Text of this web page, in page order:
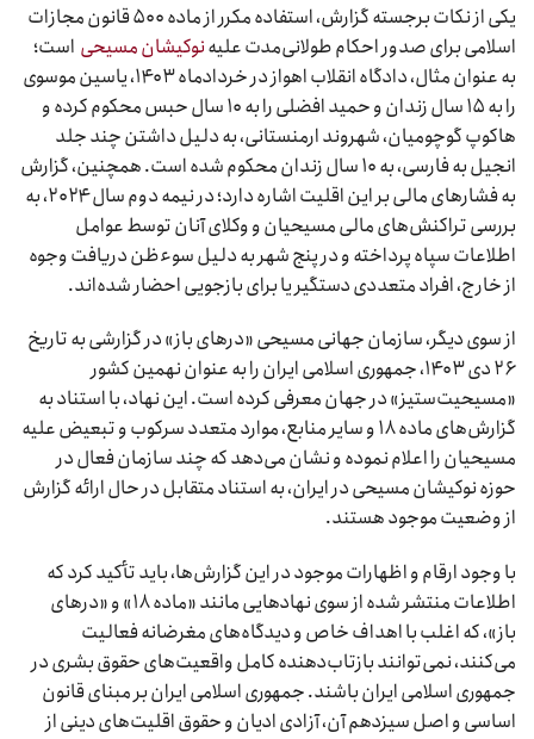
یکی از نکات برجسته گزارش، استفاده مکرر از ماده ۵۰۰ قانون مجازات
اسلامی برای صدور احکام طولانی‌مدت علیهنوکیشان مسیحی است؛
به عنوان مثال، دادگاه انقلاب اهواز در خردادماه ۱۴۰۳، یاسین موسوی
را به ۱۵ سال زندان و حمید افضلی را به ۱۰ سال حبس محکوم کرده و
هاکوپ گوچومیان، شهروند ارمنستانی، به دلیل داشتن چند جلد
انجیل به فارسی، به ۱۰ سال زندان محکوم شده است. همچنین، گزارش
به فشارهای مالی بر این اقلیت اشاره دارد؛ در نیمه دوم سال ۲۰۲۴، به
بررسی تراکنش‌های مالی مسیحیان و وکلای آنان توسط عوامل
اطلاعات سپاه پرداخته و در پنج شهر به دلیل سوءظن دریافت وجوه
از خارج، افراد متعددی دستگیر یا برای بازجویی احضار شده‌اند.
از سوی دیگر، سازمان جهانی مسیحی «درهای باز» در گزارشی به تاریخ
۲۶ دی ۱۴۰۳، جمهوری اسلامی ایران را به عنوان نهمین کشور
«مسیحیت‌ستیز» در جهان معرفی کرده است. این نهاد، با استناد به
گزارش‌های ماده ۱۸ و سایر منابع، موارد متعدد سرکوب و تبعیض علیه
مسیحیان را اعلام نموده و نشان می‌دهد که چند سازمان فعال در
حوزه نوکیشان مسیحی در ایران، به استناد متقابل در حال ارائه گزارش
از وضعیت موجود هستند.
با وجود ارقام و اظهارات موجود در این گزارش‌ها، باید تأکید کرد که
اطلاعات منتشر شده از سوی نهادهایی مانند «ماده ۱۸» و «درهای
باز»، که اغلب با اهداف خاص و دیدگاه‌های مغرضانه فعالیت
می‌کنند، نمی‌توانند بازتاب‌دهنده کامل واقعیت‌های حقوق بشری در
جمهوری اسلامی ایران باشند. جمهوری اسلامی ایران بر مبنای قانون
اساسی و اصل سیزدهم آن، آزادی ادیان و حقوق اقلیت‌های دینی از